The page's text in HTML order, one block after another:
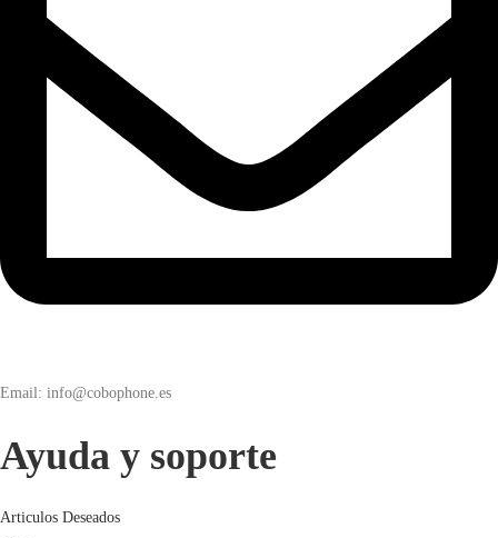
Email: info@cobophone.es
Ayuda y soporte
Articulos Deseados